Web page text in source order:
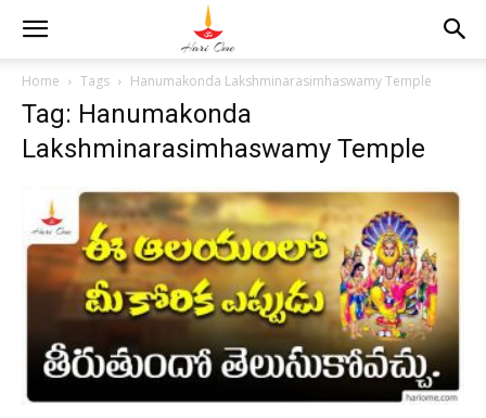
Home Tags Hanumakonda Lakshminarasimhaswamy Temple
Tag: Hanumakonda
Lakshminarasimhaswamy Temple